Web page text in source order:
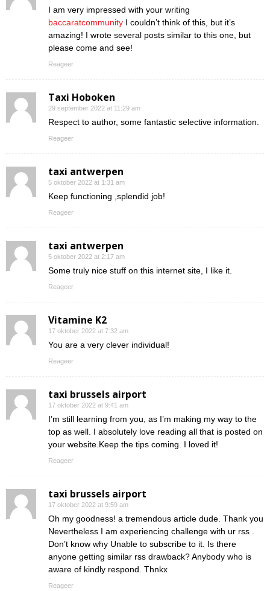
I am very impressed with your writing
baccaratcommunity I couldn’t think of this, but it’s
amazing! I wrote several posts similar to this one, but
please come and see!
Reageer
Taxi Hoboken
29 september 2022 at 11:29 am
Respect to author, some fantastic selective information.
Reageer
taxi antwerpen
5 oktober 2022 at 1:31 am
Keep functioning ,splendid job!
Reageer
taxi antwerpen
5 oktober 2022 at 2:17 am
Some truly nice stuff on this internet site, I like it.
Reageer
Vitamine K2
17 oktober 2022 at 7:32 am
You are a very clever individual!
Reageer
taxi brussels airport
17 oktober 2022 at 9:41 am
I’m still learning from you, as I’m making my way to the
top as well. I absolutely love reading all that is posted on
your website.Keep the tips coming. I loved it!
Reageer
taxi brussels airport
17 oktober 2022 at 9:59 am
Oh my goodness! a tremendous article dude. Thank you
Nevertheless I am experiencing challenge with ur rss .
Don’t know why Unable to subscribe to it. Is there
anyone getting similar rss drawback? Anybody who is
aware of kindly respond. Thnkx
Reageer